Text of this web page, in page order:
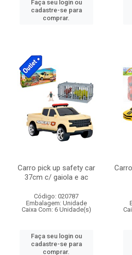
Faça seu login ou
cadastre-se para
comprar.
Carro pick up safety car
37cm c/ gaiola e ac
Código: 020787
Embalagem: Unidade
Caixa Com: 6 Unidade(s)
Faça seu login ou
cadastre-se para
comprar.